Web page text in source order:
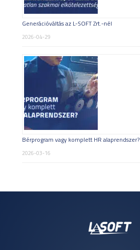
Generációváltás az L-SOFT Zrt.-nél
2026-04-29
Bérprogram vagy komplett HR alaprendszer?
2026-03-16